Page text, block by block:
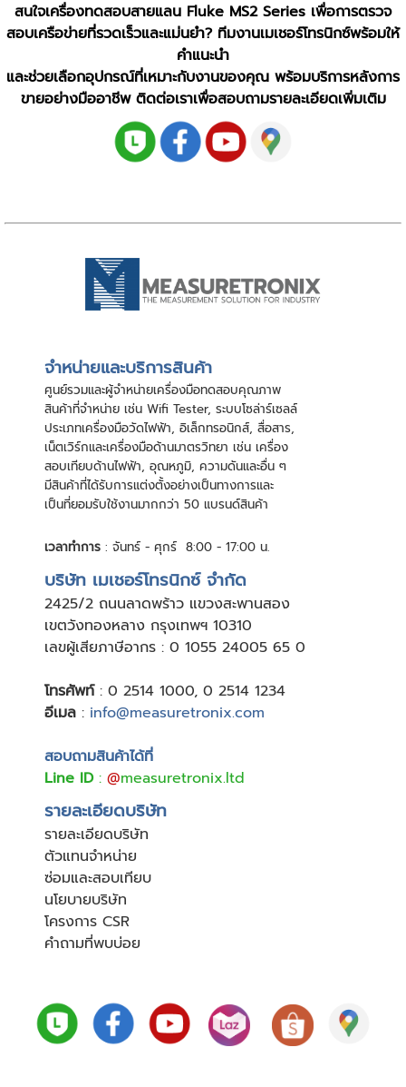
สนใจเครื่องทดสอบสายแลน Fluke MS2 Series เพื่อการตรวจ
สอบเครือข่ายที่รวดเร็วและแม่นยำ? ทีมงานเมเชอร์โทรนิกซ์พร้อมให้
คำแนะนำ
และช่วยเลือกอุปกรณ์ที่เหมาะกับงานของคุณ พร้อมบริการหลังการ
ขายอย่างมืออาชีพ ติดต่อเราเพื่อสอบถามรายละเอียดเพิ่มเติม
จําหน่ายและบริการสินค้า
ศูนย์รวมและผู้จําหน่ายเครื่องมือทดสอบคุณภาพ
สินค้าที่จําหน่าย เช่น Wifi Tester, ระบบโซล่าร์เซลล์
ประเภทเครื่องมือวัดไฟฟ้า, อิเล็กทรอนิกส์, สื่อสาร,
เน็ตเวิร์กและเครื่องมือด้านมาตรวิทยา เช่น เครื่อง
สอบเทียบด้านไฟฟ้า, อุณหภูมิ, ความดันและอื่น ๆ
มีสินค้าที่ได้รับการแต่งตั้งอย่างเป็นทางการและ
เป็นที่ยอมรับใช้งานมากกว่า 50 แบรนด์สินค้า
เวลาทำการ : จันทร์ - ศุกร์ 8:00 - 17:00 น.
บริษัท เมเชอร์โทรนิกซ์ จำกัด
2425/2 ถนนลาดพร้าว แขวงสะพานสอง
เขตวังทองหลาง กรุงเทพฯ 10310
เลขผู้เสียภาษีอากร : 0 1055 24005 65 0
โทรศัพท์: 0 2514 1000, 0 2514 1234
อีเมล : info@measuretronix.com
สอบถามสินค้าได้ที่
Line ID: @measuretronix.ltd
รายละเอียดบริษัท
รายละเอียดบริษัท
ตัวแทนจำหน่าย
ซ่อมและสอบเทียบ
นโยบายบริษัท
โครงการ CSR
คำถามที่พบบ่อย